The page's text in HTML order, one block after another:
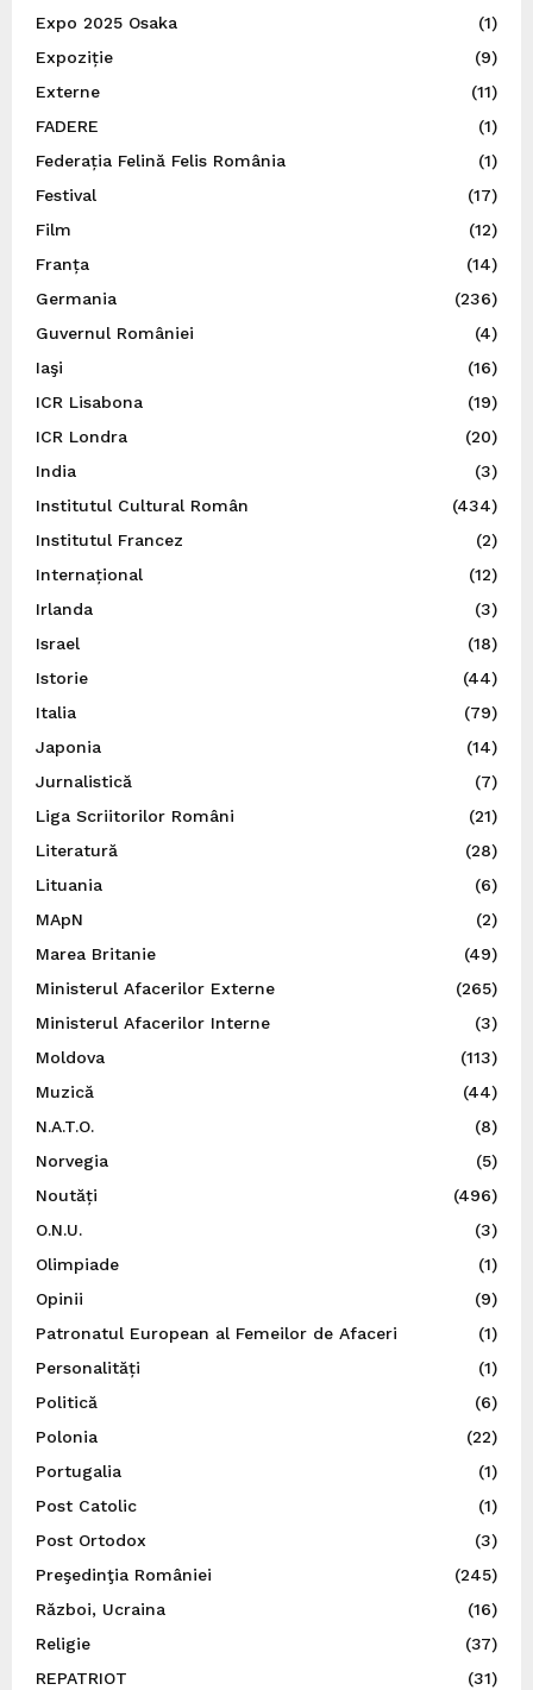
Expo 2025 Osaka
(1)
Expoziție
(9)
Externe
(11)
FADERE
(1)
Federația Felină Felis România
(1)
Festival
(17)
Film
(12)
Franța
(14)
Germania
(236)
Guvernul României
(4)
Iaşi
(16)
ICR Lisabona
(19)
ICR Londra
(20)
India
(3)
Institutul Cultural Român
(434)
Institutul Francez
(2)
Internațional
(12)
Irlanda
(3)
Israel
(18)
Istorie
(44)
Italia
(79)
Japonia
(14)
Jurnalistică
(7)
Liga Scriitorilor Români
(21)
Literatură
(28)
Lituania
(6)
MApN
(2)
Marea Britanie
(49)
Ministerul Afacerilor Externe
(265)
Ministerul Afacerilor Interne
(3)
Moldova
(113)
Muzică
(44)
N.A.T.O.
(8)
Norvegia
(5)
Noutăți
(496)
O.N.U.
(3)
Olimpiade
(1)
Opinii
(9)
Patronatul European al Femeilor de Afaceri
(1)
Personalități
(1)
Politică
(6)
Polonia
(22)
Portugalia
(1)
Post Catolic
(1)
Post Ortodox
(3)
Preşedinţia României
(245)
Război, Ucraina
(16)
Religie
(37)
REPATRIOT
(31)